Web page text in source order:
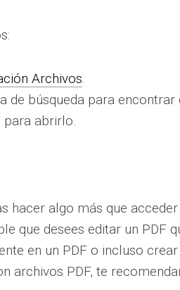
Archivos.
de búsqueda para encontrar
para abrirlo.
hacer algo más que acceder
que desees editar un PDF
en un PDF o incluso
archivos PDF, te